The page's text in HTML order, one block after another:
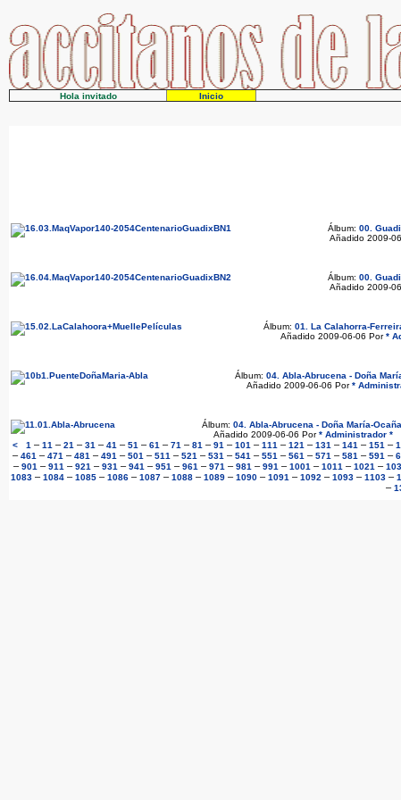
Hola invitado Inicio
Álbum: 00.
Añadido 2009-
Álbum: 00.
Añadido 2009-
Álbum: 01. La Calahorra-
Añadido 2009-06-06 Por*
Álbum: 04. Abla-Abrucena - Doña
Añadido 2009-06-06 Por*
Álbum: 04. Abla-Abrucena - Doña María-Ocaña
Añadido 2009-06-06 Por* Administrador *
<
1 – 11 – 21 – 31 – 41 – 51 – 61 – 71 – 81 – 91 – 101 – 111 – 121 – 131 – 141 – 151 –
– 461 – 471 – 481 – 491 – 501 – 511 – 521 – 531 – 541 – 551 – 561 – 571 – 581 – 591 –
– 901 – 911 – 921 – 931 – 941 – 951 – 961 – 971 – 981 – 991 – 1001 – 1011 – 1021 –
1083 – 1084 – 1085 – 1086 – 1087 – 1088 – 1089 – 1090 – 1091 – 1092 – 1093 – 1103 –
–